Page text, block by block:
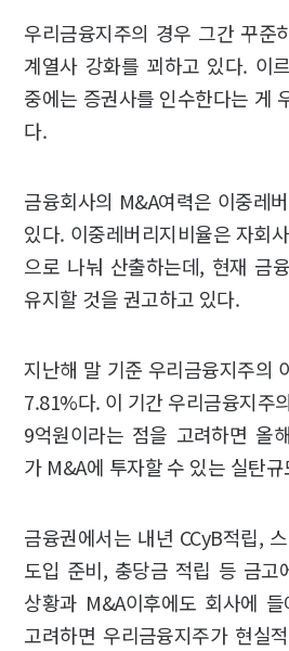
우리금융지주의 경우 그간 꾸준
계열사 강화를 꾀하고 있다. 이
중에는 증권사를 인수한다는 게
다.
금융회사의 M&A여력은 이중레
있다. 이중레버리지비율은 자회
으로 나눠 산출하는데, 현재 금
유지할 것을 권고하고 있다.
지난해 말 기준 우리금융지주의
7.81%다. 이 기간 우리금융지주
9억원이라는 점을 고려하면 올
가 M&A에 투자할 수 있는 실탄
금융권에서는 내년 CCyB적립,
도입 준비, 충당금 적립 등 금고
상황과 M&A이후에도 회사에
고려하면 우리금융지주가 현실